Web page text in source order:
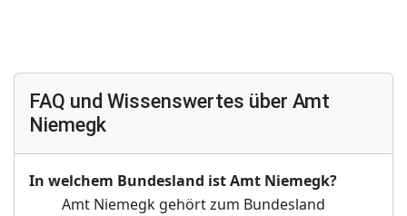
FAQ und Wissenswertes über Amt
Niemegk
In welchem Bundesland ist Amt Niemegk?
Amt Niemegk gehört zum Bundesland